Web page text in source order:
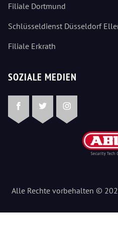
Filiale Dortmund
Schlüsseldienst Düsseldorf
Filiale Erkrath
SOZIALE MEDIEN
FacebookTwitterInstagram
Alle Rechte vorbehalten ©